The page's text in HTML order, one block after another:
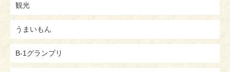
観光
うまいもん
B-1グランプリ